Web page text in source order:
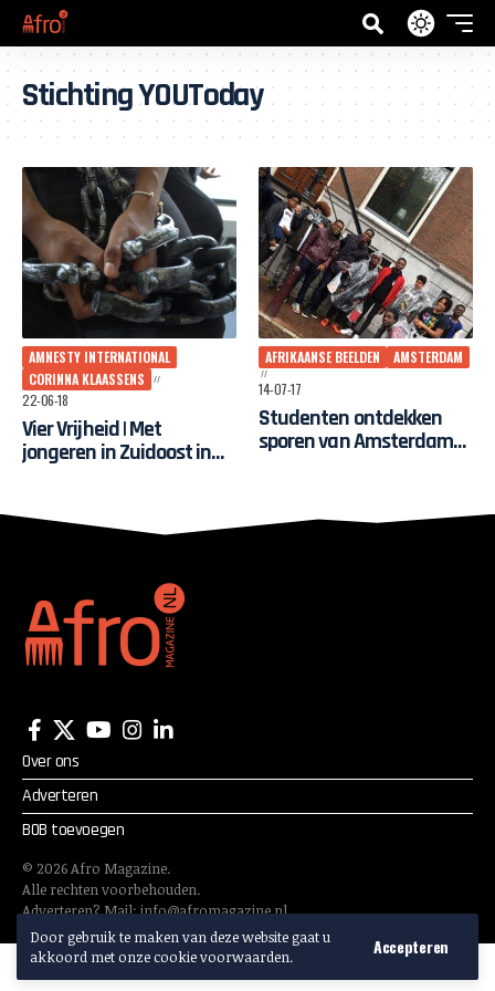
Door gebruik te maken van deze website gaat u
akkoord met onze cookie voorwaarden.
Accepteren
Stichting YOUToday
AMNESTY INTERNATIONAL
CORINNA KLAASSENS
22-06-18
Vier Vrijheid | Met
jongeren in Zuidoost in
AFRIKAANSE BEELDEN
AMSTERDAM
14-07-17
Studenten ontdekken
sporen van Amsterdams
Over ons
Adverteren
BOB toevoegen
© 2026Afro Magazine.
Alle rechten voorbehouden.
Adverteren? Mail:info@afromagazine.nl